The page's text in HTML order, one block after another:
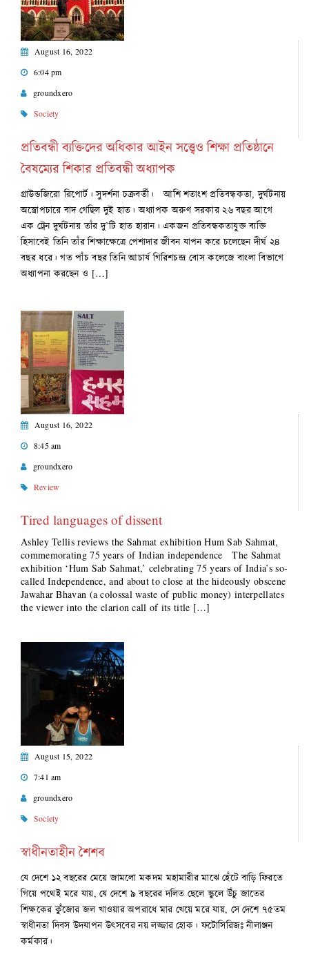
August 16, 2022
6:04 pm
groundxero
Society
প্রতিবন্ধী ব্যক্তিদের অধিকার আইন সত্ত্বেও শিক্ষা প্রতিষ্ঠানে
বৈষম্যের শিকার প্রতিবন্ধী অধ্যাপক
গ্রাউন্ডজিরো রিপোর্ট। সুদর্শনা চক্রবর্তী। আশি শতাংশ প্রতিবন্ধকতা, দুর্ঘটনায়
অস্ত্রোপচারে বাদ গেছিল দুই হাত। অধ্যাপক অরুণ সরকার ২৬ বছর আগে
এক ট্রেন দুর্ঘটনায় তাঁর দু’টি হাত হারান। একজন প্রতিবন্ধকতাযুক্ত ব্যক্তি
হিসাবেই তিনি তাঁর শিক্ষাক্ষেত্রে পেশাদার জীবন যাপন করে চলেছেন দীর্ঘ ২৪
বছর ধরে। গত পাঁচ বছর তিনি আচার্য গিরিশচন্দ্র বোস কলেজে বাংলা বিভাগে
অধ্যাপনা করছেন ও […]
August 16, 2022
8:45 am
groundxero
Review
Tired languages of dissent
Ashley Tellis reviews the Sahmat exhibition Hum Sab Sahmat,
commemorating 75 years of Indian independence The Sahmat
exhibition ‘Hum Sab Sahmat,’ celebrating 75 years of India’s so-
called Independence, and about to close at the hideously obscene
Jawahar Bhavan (a colossal waste of public money) interpellates
the viewer into the clarion call of its title […]
August 15, 2022
7:41 am
groundxero
Society
স্বাধীনতাহীন শৈশব
যে দেশে ১২ বছরের মেয়ে জামলো মকদম মহামারীর মাঝে হেঁটে বাড়ি ফিরতে
গিয়ে পথেই মরে যায়, যে দেশে ৯ বছরের দলিত ছেলে স্কুলে উঁচু জাতের
শিক্ষকের কুঁজোর জল খাওয়ার অপরাধে মার খেয়ে মরে যায়, সে দেশে ৭৫তম
স্বাধীনতা দিবস উদযাপন উৎসবের নয় লজ্জার হোক। ফটোসিরিজঃ নীলাঞ্জন
কর্মকার।